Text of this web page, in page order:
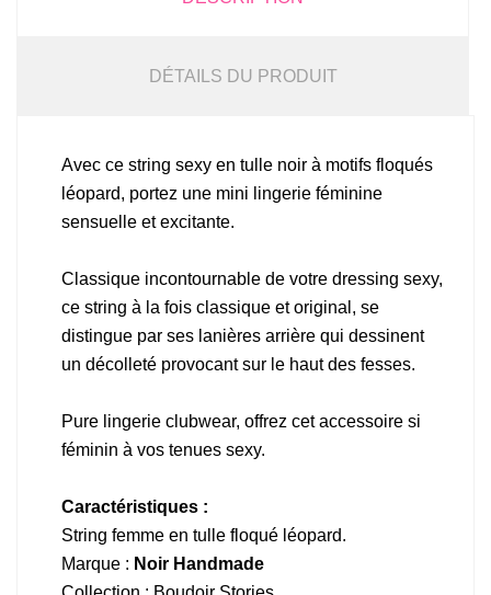
DÉTAILS DU PRODUIT
Avec ce string sexy en tulle noir à motifs floqués
léopard, portez une mini lingerie féminine
sensuelle et excitante.
Classique incontournable de votre dressing sexy,
ce string à la fois classique et original, se
distingue par ses lanières arrière qui dessinent
un décolleté provocant sur le haut des fesses.
Pure lingerie clubwear, offrez cet accessoire si
féminin à vos tenues sexy.
Caractéristiques :
String femme en tulle floqué léopard.
Marque : Noir Handmade